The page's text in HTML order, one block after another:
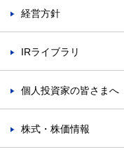
経営方針
IRライブラリ
個人投資家の皆さまへ
株式・株価情報